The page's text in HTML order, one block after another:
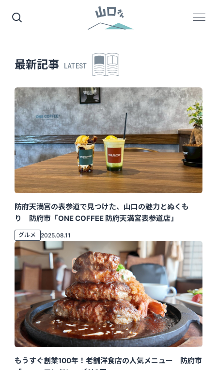
最新記事 LATEST
防府天満宮の表参道で見つけた、山口の魅力とぬくも
り 防府市「ONE COFFEE 防府天満宮表参道店」
グルメ 2025.08.11
もうすぐ創業100年！老舗洋食店の人気メニュー 防府市